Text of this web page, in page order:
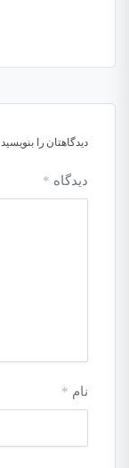
دیدگاهتان را بنویسید
دیدگاه *
نام *